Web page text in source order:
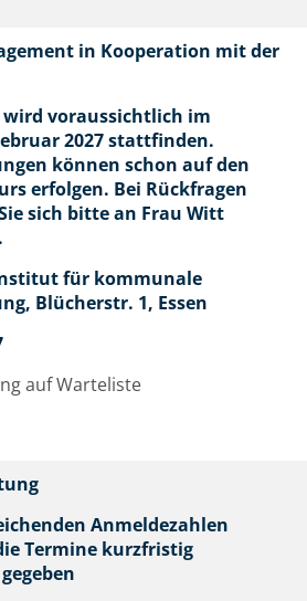
in Kooperation mit der
wird voraussichtlich im
2027 stattfinden.
können schon auf den
erfolgen. Bei Rückfragen
sich bitte an Frau Witt
für kommunale
Blücherstr. 1, Essen
auf Warteliste
Anmeldezahlen
Termine kurzfristig